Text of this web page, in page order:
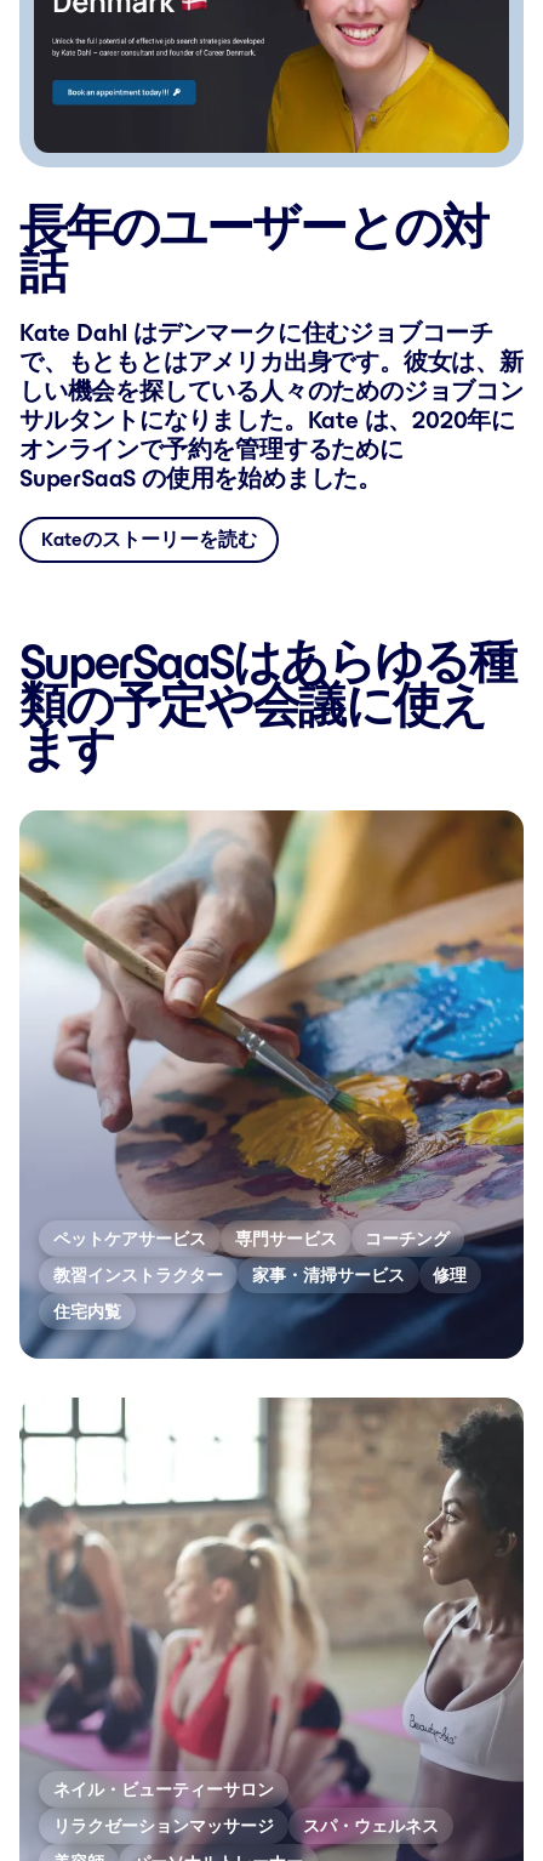
長年のユーザーとの対
話
Kate Dahl はデンマークに住むジョブコーチ
で、もともとはアメリカ出身です。彼女は、新
しい機会を探している人々のためのジョブコン
サルタントになりました。Kate は、2020年に
オンラインで予約を管理するために
SuperSaaS の使用を始めました。
Kateのストーリーを読む
SuperSaaSはあらゆる種
類の予定や会議に使え
ます
ペットケアサービス 専門サービス
コーチング
教習インストラクター
家事・清掃サービス
修理
住宅内覧
ネイル・ビューティーサロン
リラクゼーションマッサージ
スパ・ウェルネス